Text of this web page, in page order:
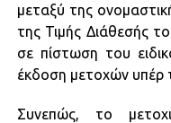
μεταξύ της
της Τιμής Διάθεσής
σε πίστωση του
έκδοση μετοχών υπέρ
Συνεπώς, το